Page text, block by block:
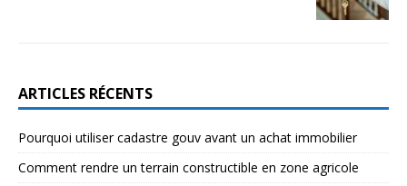
ARTICLES RÉCENTS
Pourquoi utiliser cadastre gouv avant un achat immobilier
Comment rendre un terrain constructible en zone agricole